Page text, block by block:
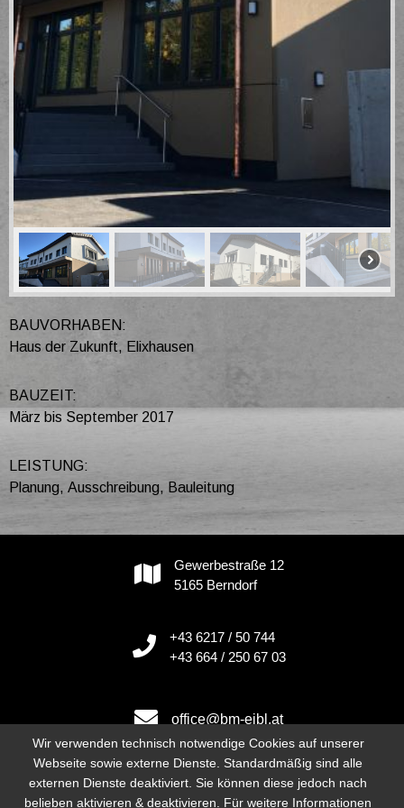
BAUVORHABEN:
Haus der Zukunft, Elixhausen
BAUZEIT:
März bis September 2017
LEISTUNG:
Planung, Ausschreibung, Bauleitung
Gewerbestraße 12
5165 Berndorf
+43 6217 / 50 744
+43 664 / 250 67 03
office@bm-eibl.at
Instagram
Wir verwenden technisch notwendige Cookies auf unserer
Webseite sowie externe Dienste. Standardmäßig sind alle
externen Dienste deaktiviert. Sie können diese jedoch nach
belieben aktivieren & deaktivieren. Für weitere Informationen